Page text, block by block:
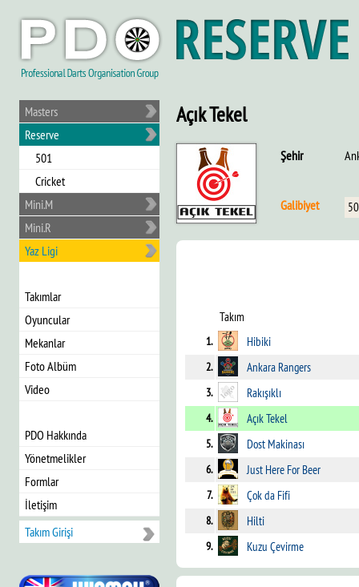
Masters
Reserve
501
Cricket
Mini.M
Mini.R
Yaz Ligi
Takımlar
Oyuncular
Mekanlar
Foto Albüm
Video
PDO Hakkında
Yönetmelikler
Formlar
İletişim
Takım Girişi
Açık Tekel
Şehir
Galibiyet
Takım
1. Hibiki
2. Ankara Rangers
3. Rakışıklı
4. Açık Tekel
5. Dost Makinası
6. Just Here For Beer
7. Çok da Fifi
8. Hilti
9. Kuzu Çevirme